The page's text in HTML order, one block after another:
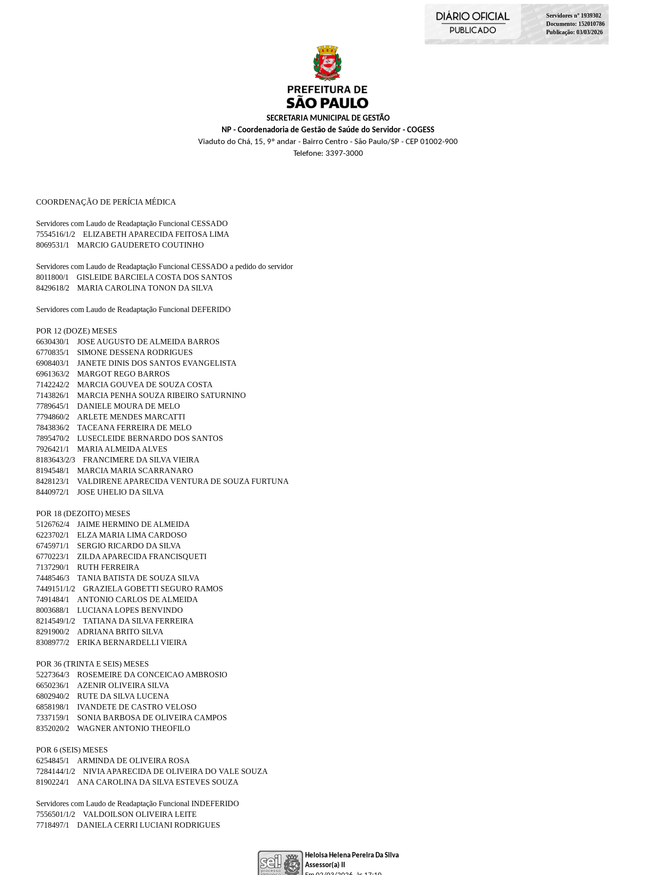
Servidores nº 1939302
Documento: 152010786
Publicação: 03/03/2026
SECRETARIA MUNICIPAL DE GESTÃO
NP - Coordenadoria de Gestão de Saúde do Servidor - COGESS
Viaduto do Chá, 15, 9º andar - Bairro Centro - São Paulo/SP - CEP 01002-900
Telefone: 3397-3000
COORDENAÇÃO DE PERÍCIA MÉDICA
Servidores com Laudo de Readaptação Funcional CESSADO
7554516/1/2 ELIZABETH APARECIDA FEITOSA LIMA
8069531/1 MARCIO GAUDERETO COUTINHO
Servidores com Laudo de Readaptação Funcional CESSADO a pedido do servidor
8011800/1 GISLEIDE BARCIELA COSTA DOS SANTOS
8429618/2 MARIA CAROLINA TONON DA SILVA
Servidores com Laudo de Readaptação Funcional DEFERIDO
POR 12 (DOZE) MESES
6630430/1 JOSE AUGUSTO DE ALMEIDA BARROS
6770835/1 SIMONE DESSENA RODRIGUES
6908403/1 JANETE DINIS DOS SANTOS EVANGELISTA
6961363/2 MARGOT REGO BARROS
7142242/2 MARCIA GOUVEA DE SOUZA COSTA
7143826/1 MARCIA PENHA SOUZA RIBEIRO SATURNINO
7789645/1 DANIELE MOURA DE MELO
7794860/2 ARLETE MENDES MARCATTI
7843836/2 TACEANA FERREIRA DE MELO
7895470/2 LUSECLEIDE BERNARDO DOS SANTOS
7926421/1 MARIA ALMEIDA ALVES
8183643/2/3 FRANCIMERE DA SILVA VIEIRA
8194548/1 MARCIA MARIA SCARRANARO
8428123/1 VALDIRENE APARECIDA VENTURA DE SOUZA FURTUNA
8440972/1 JOSE UHELIO DA SILVA
POR 18 (DEZOITO) MESES
5126762/4 JAIME HERMINO DE ALMEIDA
6223702/1 ELZA MARIA LIMA CARDOSO
6745971/1 SERGIO RICARDO DA SILVA
6770223/1 ZILDA APARECIDA FRANCISQUETI
7137290/1 RUTH FERREIRA
7448546/3 TANIA BATISTA DE SOUZA SILVA
7449151/1/2 GRAZIELA GOBETTI SEGURO RAMOS
7491484/1 ANTONIO CARLOS DE ALMEIDA
8003688/1 LUCIANA LOPES BENVINDO
8214549/1/2 TATIANA DA SILVA FERREIRA
8291900/2 ADRIANA BRITO SILVA
8308977/2 ERIKA BERNARDELLI VIEIRA
POR 36 (TRINTA E SEIS) MESES
5227364/3 ROSEMEIRE DA CONCEICAO AMBROSIO
6650236/1 AZENIR OLIVEIRA SILVA
6802940/2 RUTE DA SILVA LUCENA
6858198/1 IVANDETE DE CASTRO VELOSO
7337159/1 SONIA BARBOSA DE OLIVEIRA CAMPOS
8352020/2 WAGNER ANTONIO THEOFILO
POR 6 (SEIS) MESES
6254845/1 ARMINDA DE OLIVEIRA ROSA
7284144/1/2 NIVIA APARECIDA DE OLIVEIRA DO VALE SOUZA
8190224/1 ANA CAROLINA DA SILVA ESTEVES SOUZA
Servidores com Laudo de Readaptação Funcional INDEFERIDO
7556501/1/2 VALDOILSON OLIVEIRA LEITE
7718497/1 DANIELA CERRI LUCIANI RODRIGUES
Heloisa Helena Pereira Da Silva
Assessor(a) II